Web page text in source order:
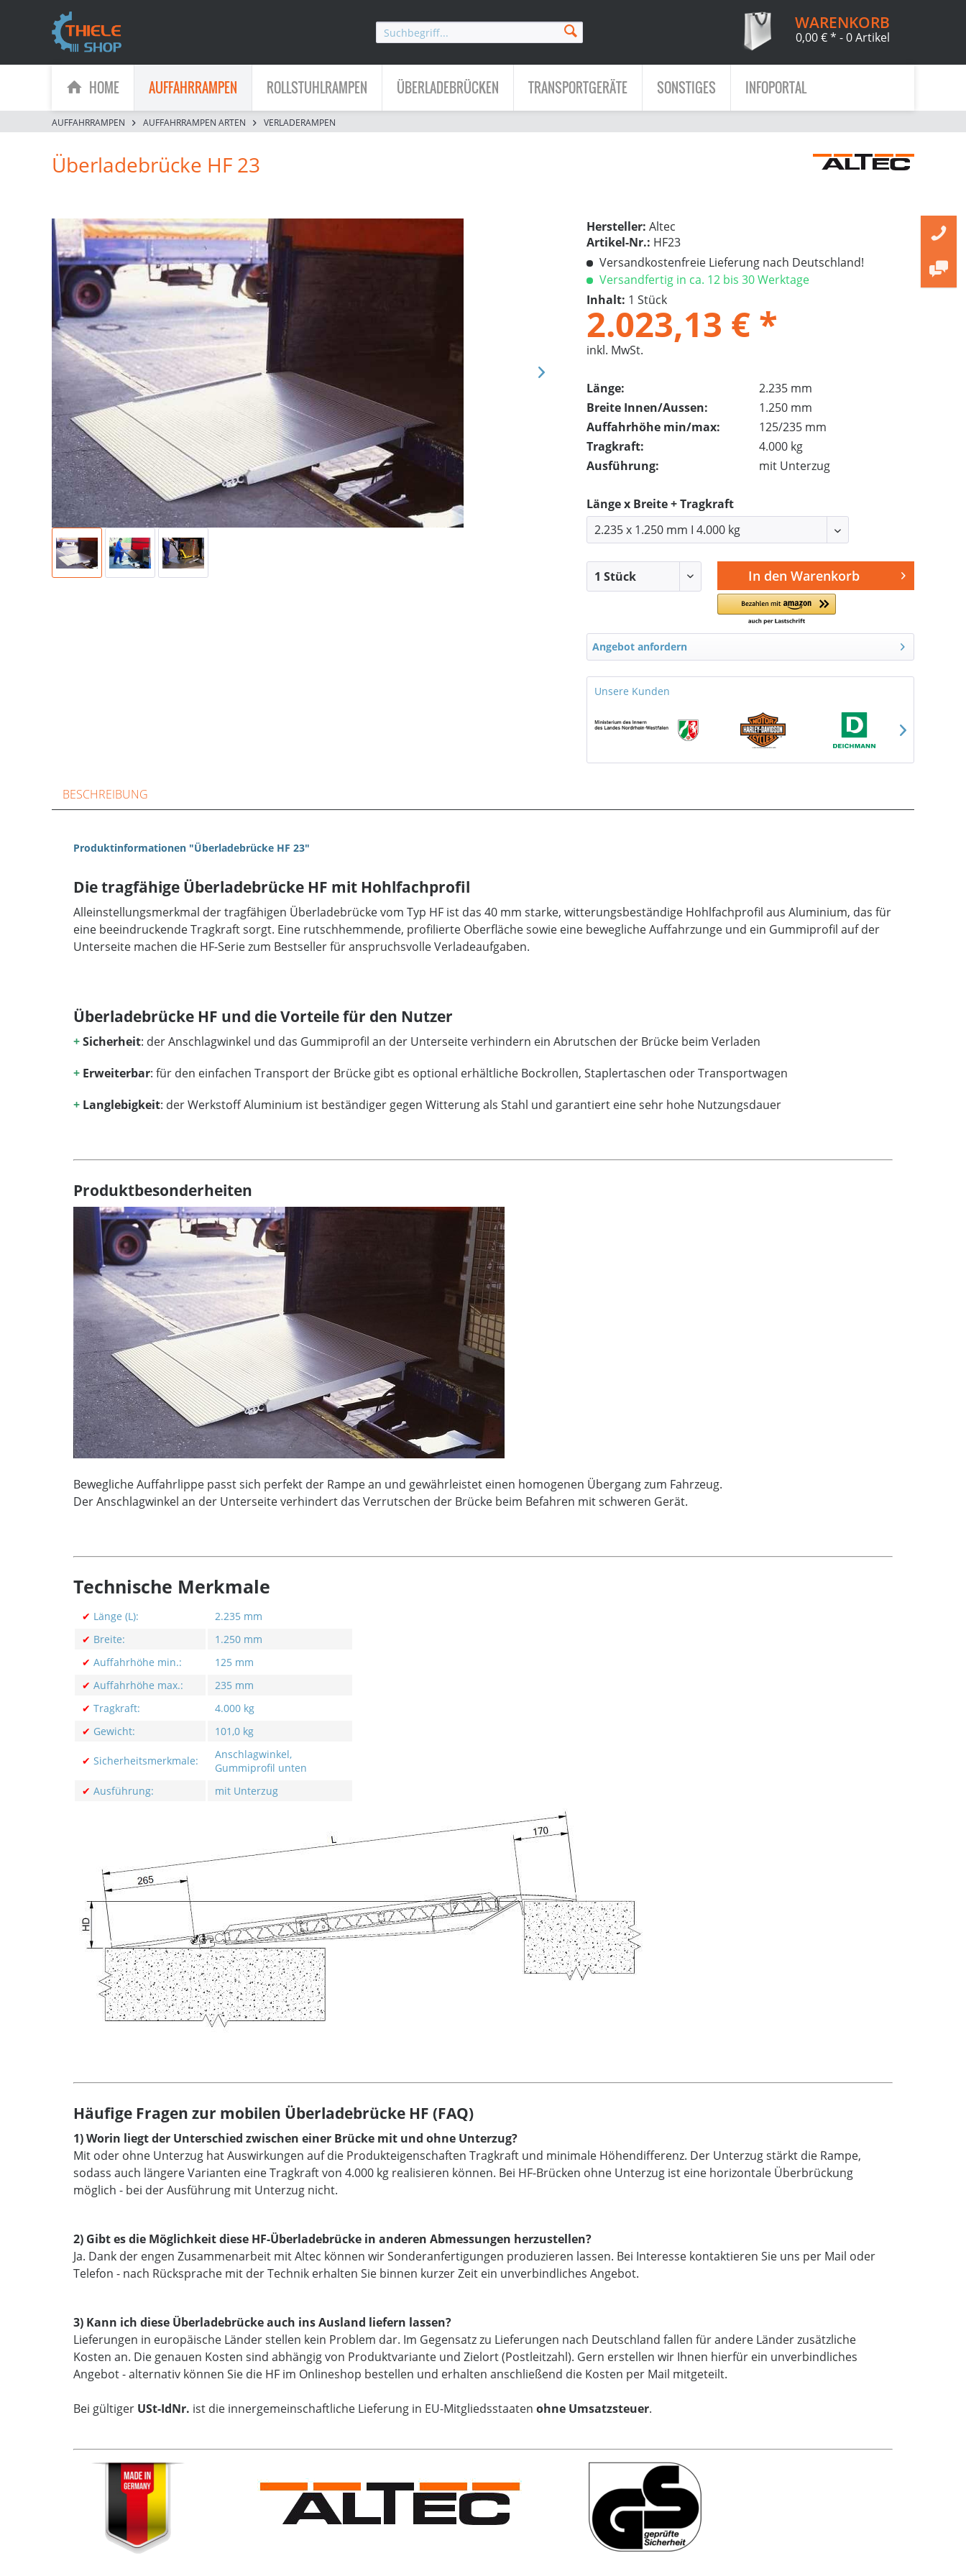
WARENKORB
0,00 € * - 0 Artikel
HOME AUFFAHRRAMPEN ROLLSTUHLRAMPEN ÜBERLADEBRÜCKEN TRANSPORTGERÄTE SONSTIGES INFOPORTAL
AUFFAHRRAMPEN AUFFAHRRAMPEN ARTEN VERLADERAMPEN
Überladebrücke HF 23
Hersteller: Altec
Artikel-Nr.: HF23
Versandkostenfreie Lieferung nach Deutschland!
Versandfertig in ca. 12 bis 30 Werktage
Inhalt: 1 Stück
2.023,13 € *
inkl. MwSt.
Länge:
2.235 mm
Breite Innen/Aussen:
1.250 mm
Auffahrhöhe min/max:
125/235 mm
Tragkraft:
4.000 kg
Ausführung:
mit Unterzug
Länge x Breite + Tragkraft
In den Warenkorb
Angebot anfordern
Unsere Kunden
BESCHREIBUNG
Produktinformationen "Überladebrücke HF 23"
Die tragfähige Überladebrücke HF mit Hohlfachprofil
Alleinstellungsmerkmal der tragfähigen Überladebrücke vom Typ HF ist das 40 mm starke, witterungsbeständige Hohlfachprofil aus Aluminium, das für
eine beeindruckende Tragkraft sorgt. Eine rutschhemmende, profilierte Oberfläche sowie eine bewegliche Auffahrzunge und ein Gummiprofil auf der
Unterseite machen die HF-Serie zum Bestseller für anspruchsvolle Verladeaufgaben.
Überladebrücke HF und die Vorteile für den Nutzer
+Sicherheit: der Anschlagwinkel und das Gummiprofil an der Unterseite verhindern ein Abrutschen der Brücke beim Verladen
+ Erweiterbar: für den einfachen Transport der Brücke gibt es optional erhältliche Bockrollen, Staplertaschen oder Transportwagen
+ Langlebigkeit: der Werkstoff Aluminium ist beständiger gegen Witterung als Stahl und garantiert eine sehr hohe Nutzungsdauer
Produktbesonderheiten
Bewegliche Auffahrlippe passt sich perfekt der Rampe an und gewährleistet einen homogenen Übergang zum Fahrzeug.
Der Anschlagwinkel an der Unterseite verhindert das Verrutschen der Brücke beim Befahren mit schweren Gerät.
Technische Merkmale
✔ Länge (L):
2.235 mm
✔ Breite:
1.250 mm
✔ Auffahrhöhe min.:
125 mm
✔ Auffahrhöhe max.:
235 mm
✔ Tragkraft:
4.000 kg
✔ Gewicht: 101,0 kg
✔ Sicherheitsmerkmale:
Anschlagwinkel,
Gummiprofil unten
✔ Ausführung: mit Unterzug
Häufige Fragen zur mobilen Überladebrücke HF (FAQ)
1) Worin liegt der Unterschied zwischen einer Brücke mit und ohne Unterzug?
Mit oder ohne Unterzug hat Auswirkungen auf die Produkteigenschaften Tragkraft und minimale Höhendifferenz. Der Unterzug stärkt die Rampe,
sodass auch längere Varianten eine Tragkraft von 4.000 kg realisieren können. Bei HF-Brücken ohne Unterzug ist eine horizontale Überbrückung
möglich - bei der Ausführung mit Unterzug nicht.
2) Gibt es die Möglichkeit diese HF-Überladebrücke in anderen Abmessungen herzustellen?
Ja. Dank der engen Zusammenarbeit mit Altec können wir Sonderanfertigungen produzieren lassen. Bei Interesse kontaktieren Sie uns per Mail oder
Telefon - nach Rücksprache mit der Technik erhalten Sie binnen kurzer Zeit ein unverbindliches Angebot.
3) Kann ich diese Überladebrücke auch ins Ausland liefern lassen?
Lieferungen in europäische Länder stellen kein Problem dar. Im Gegensatz zu Lieferungen nach Deutschland fallen für andere Länder zusätzliche
Kosten an. Die genauen Kosten sind abhängig von Produktvariante und Zielort (Postleitzahl). Gern erstellen wir Ihnen hierfür ein unverbindliches
Angebot - alternativ können Sie die HF im Onlineshop bestellen und erhalten anschließend die Kosten per Mail mitgeteilt.
Bei gültiger USt-IdNr. ist die innergemeinschaftliche Lieferung in EU-Mitgliedsstaaten ohne Umsatzsteuer.